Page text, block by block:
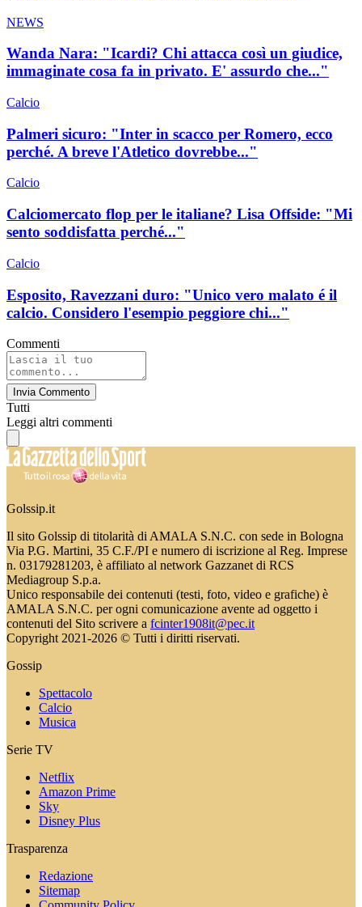
NEWS
Wanda Nara: "Icardi? Chi attacca così un giudice,
immaginate cosa fa in privato. E' assurdo che..."
Calcio
Palmeri sicuro: "Inter in scacco per Romero, ecco
perché. A breve l'Atletico dovrebbe..."
Calcio
Calciomercato flop per le italiane? Lisa Offside: "Mi
sento soddisfatta perché..."
Calcio
Esposito, Ravezzani duro: "Unico vero malato é il
calcio. Considero l'esempio peggiore chi..."
Commenti
Invia Commento
Tutti
Leggi altri commenti
Golssip.it
Il sito Golssip di titolarità di AMALA S.N.C. con sede in Bologna
Via P.G. Martini, 35 C.F./PI e numero di iscrizione al Reg. Imprese
n. 03179281203, è affiliato al network Gazzanet di RCS
Mediagroup S.p.a.
Unico responsabile dei contenuti (testi, foto, video e grafiche) è
AMALA S.N.C. per ogni comunicazione avente ad oggetto i
contenuti del Sito scrivere a fcinter1908it@pec.it
Copyright 2021-2026 © Tutti i diritti riservati.
Gossip
Spettacolo
Calcio
Musica
Serie TV
Netflix
Amazon Prime
Sky
Disney Plus
Trasparenza
Redazione
Sitemap